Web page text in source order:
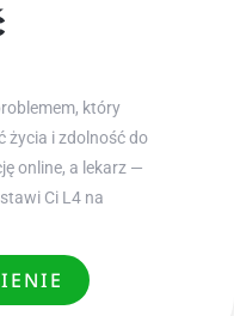
który
życia i zdolność do
online, a lekarz —
Ci L4 na